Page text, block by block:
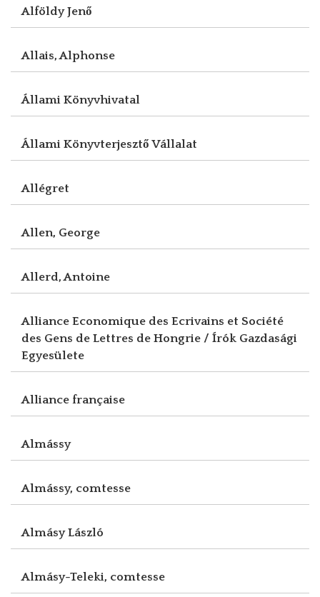
Alföldy Jenő
Allais, Alphonse
Állami Könyvhivatal
Állami Könyvterjesztő Vállalat
Allégret
Allen, George
Allerd, Antoine
Alliance Economique des Ecrivains et Société
des Gens de Lettres de Hongrie / Írók Gazdasági
Egyesülete
Alliance française
Almássy
Almássy, comtesse
Almásy László
Almásy-Teleki, comtesse